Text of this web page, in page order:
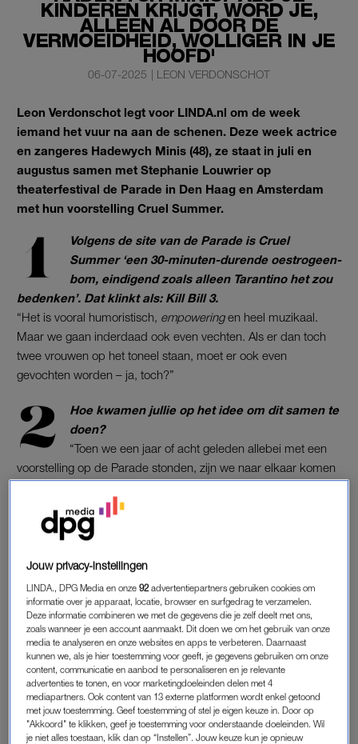
KINDEREN KRIJGT, WORD JE,
ALLEEN AL DOOR DE
VERMOEIDHEID, WOLLIGER IN JE
HOOFD'
06-07-2025 | LEON VERDONSCHOT
Leon Verdonschot legt voor LINDA.nl om de week
iemand het vuur na aan de schenen. Deze week actrice
en zangeres Hadewych Minis (48), ze staat in juli en
augustus samen met Stephanie Louwrier op
theaterfestival de Parade in Den Haag en Amsterdam
met hun voorstelling Cruel Summer.
Volgens de site van de Parade is Cruel
Summer ‘een 30-minuten-durende oestrogeen-
bom, eindigend zoals alleen Tarantino het zou
bedenken’. Dat klinkt als: Kill Bill 3.
“Het is vooral humoristisch, empoweringen heel muzikaal.
Maar we gaan inderdaad ook even vechten. Als er dan toch
twee vrouwen op het toneel staan, moet er ook even
gevochten worden – ja, toch?”
Hoe kwamen jullie op het idee om dit samen te
doen?
“Toen we een jaar of acht geleden allebei met een
voorstelling op de Parade stonden, zijn we naar elkaar komen
kijken, en toen vonden we elkaar helemaal te gek. En toen
dachten we: ja, we moeten een keer iets samen doen. We zijn
allebei van de one-woman-shows, maar wilden wel onze
krachten bundelen. Het gaat de laatste tijd zo veel over ‘ik’, we
wilden een keer naar ‘wij’.’ Even terug naar het kleine ook. En
ik heb twee kinderen van tien en dertien, die heb ik een paar
keer meegenomen naar de Parade en die vonden de sfeer
dus echt fantastisch. Dus die vroegen: ‘Wil je alsjeblieft op de
Parade gaan staan?’ Haha! Mijn kinderen komen dus mee om
de kassa te doen. Een soort circusfamilie!”
Speel je ook op je basgitaar?
“Sterker nog, ik sta bijna de hele voorstelling te
bassen. En ik zing, en dat maakt me als een kind zo
Jouw privacy-instellingen
LINDA., DPG Media en onze92 advertentiepartners gebruiken cookies om
informatie over je apparaat, locatie, browser en surfgedrag te verzamelen.
Deze informatie combineren we met de gegevens die je zelf deelt met ons,
zoals wanneer je een account aanmaakt. Dit doen we om het gebruik van onze
media te analyseren en onze websites en apps te verbeteren. Daarnaast
kunnen we, als je hier toestemming voor geeft, je gegevens gebruiken om onze
content, communicatie en aanbod te personaliseren en je relevante
advertenties te tonen, en voor marketingdoeleinden delen met 4
mediapartners. Ook content van 13 externe platformen wordt enkel getoond
met jouw toestemming. Geef toestemming of stel je eigen keuze in. Door op
"Akkoord" te klikken, geef je toestemming voor onderstaande doeleinden. Wil
je niet alles toestaan, klik dan op “Instellen”. Jouw keuze kun je opnieuw